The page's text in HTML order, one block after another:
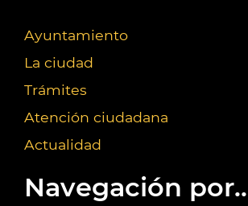
Ayuntamiento
La ciudad
Trámites
Atención ciudadana
Actualidad
Navegación